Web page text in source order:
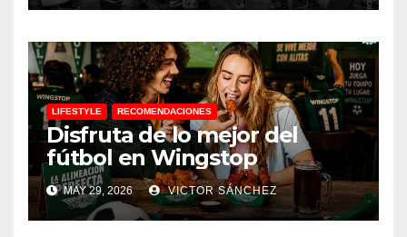
LIFESTYLE RECOMENDACIONES
Disfruta de lo mejor del
fútbol en Wingstop
MAY 29, 2026 VICTOR SÁNCHEZ